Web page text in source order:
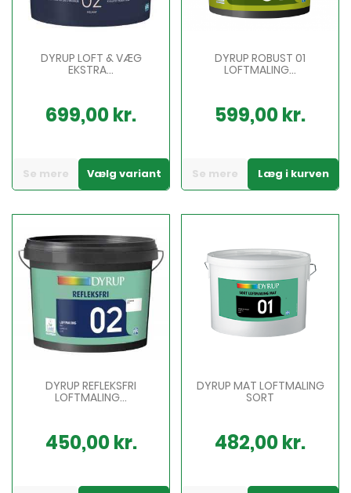
DYRUP LOFT & VÆG
EKSTRA...
699,00 kr.
Se mere Vælg variant
DYRUP ROBUST 01
LOFTMALING...
599,00 kr.
Se mere Læg i kurven
DYRUP REFLEKSFRI
LOFTMALING...
450,00 kr.
DYRUP MAT LOFTMALING
SORT
482,00 kr.